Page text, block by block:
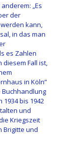
„Es
der
kann,
in das man
es Zahlen
diesem Fall ist,
in Köln”
bis 1942
und
Kriegszeit
Brigitte und